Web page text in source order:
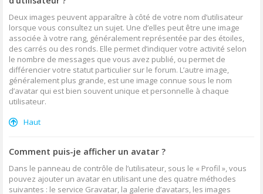
Deux images peuvent apparaître à côté de votre nom d’utilisateur
lorsque vous consultez un sujet. Une d’elles peut être une image
associée à votre rang, généralement représentée par des étoiles,
des carrés ou des ronds. Elle permet d’indiquer votre activité selon
le nombre de messages que vous avez publié, ou permet de
différencier votre statut particulier sur le forum. L’autre image,
généralement plus grande, est une image connue sous le nom
d’avatar qui est bien souvent unique et personnelle à chaque
utilisateur.
Haut
Comment puis-je afficher un avatar ?
Dans le panneau de contrôle de l’utilisateur, sous le « Profil », vous
pouvez ajouter un avatar en utilisant une des quatre méthodes
suivantes : le service Gravatar, la galerie d’avatars, les images